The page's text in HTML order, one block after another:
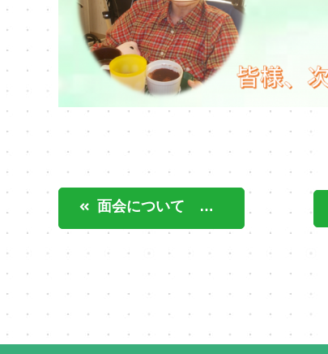
面会について すまいるハッピー日進